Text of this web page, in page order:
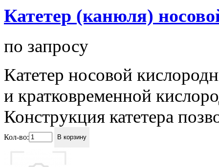
Катетер (канюля)
по запросу
Катетер носовой
и кратковременной
Конструкция катетера
Кол-во: В корзину